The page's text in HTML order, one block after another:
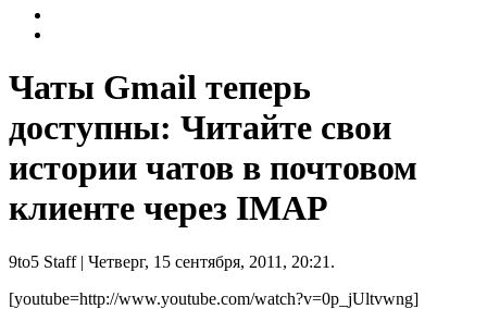
Чаты Gmail теперь
доступны: Читайте свои
истории чатов в почтовом
клиенте через IMAP
9to5 Staff| Четверг, 15 сентября, 2011, 20:21.
[youtube=http://www.youtube.com/watch?v=0p_jUltvwng]